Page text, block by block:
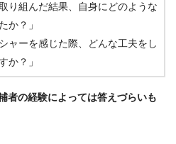
り組んだ結果、自身にどのような
か？」
ャーを感じた際、どんな工夫をし
か？」
者の経験によっては答えづらいも